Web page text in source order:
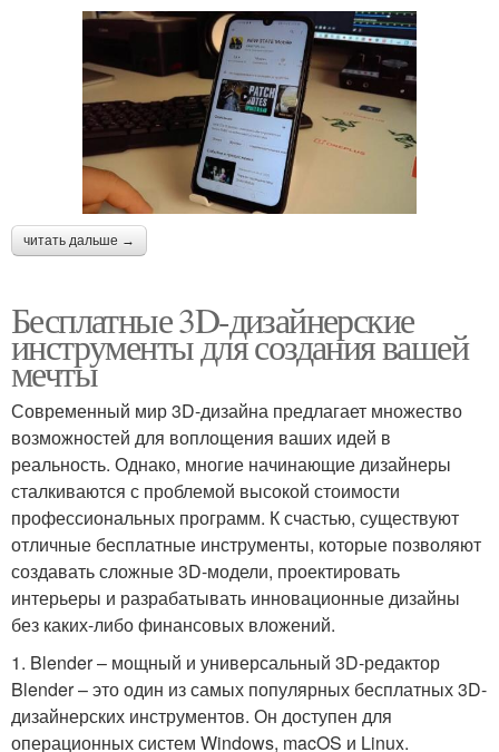
читать дальше →
Бесплатные 3D-дизайнерские
инструменты для создания вашей
мечты
Современный мир 3D-дизайна предлагает множество
возможностей для воплощения ваших идей в
реальность. Однако, многие начинающие дизайнеры
сталкиваются с проблемой высокой стоимости
профессиональных программ. К счастью, существуют
отличные бесплатные инструменты, которые позволяют
создавать сложные 3D-модели, проектировать
интерьеры и разрабатывать инновационные дизайны
без каких-либо финансовых вложений.
1. Blender – мощный и универсальный 3D-редактор
Blender – это один из самых популярных бесплатных 3D-
дизайнерских инструментов. Он доступен для
операционных систем Windows, macOS и Linux.